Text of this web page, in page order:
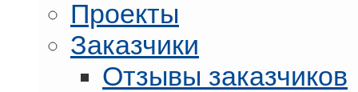
Проекты
Заказчики
Отзывы заказчиков